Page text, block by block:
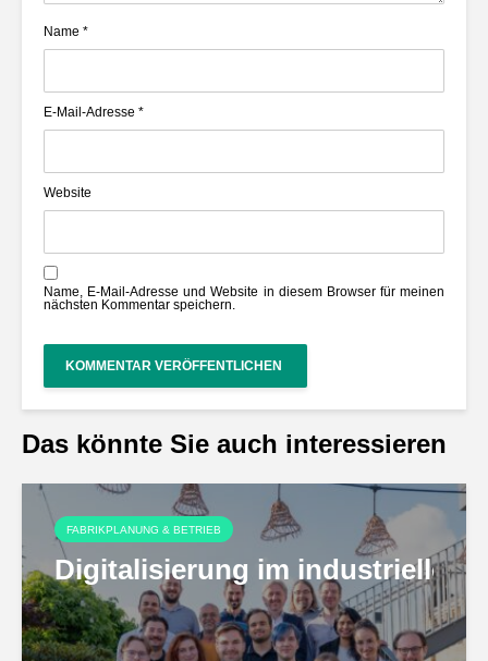
Name *
E-Mail-Adresse *
Website
Name, E-Mail-Adresse und Website in diesem Browser für meinen
nächsten Kommentar speichern.
Das könnte Sie auch interessieren
FABRIKPLANUNG & BETRIEB
Digitalisierung im industriellen